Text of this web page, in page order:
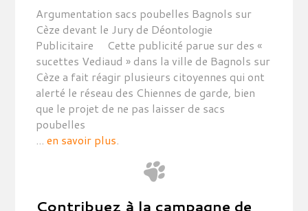
Argumentation sacs poubelles Bagnols sur
Cèze devant le Jury de Déontologie
Publicitaire Cette publicité parue sur des «
sucettes Vediaud » dans la ville de Bagnols sur
Cèze a fait réagir plusieurs citoyennes qui ont
alerté le réseau des Chiennes de garde, bien
que le projet de ne pas laisser de sacs
poubelles
...en savoir plus.
Contribuez à la campagne de